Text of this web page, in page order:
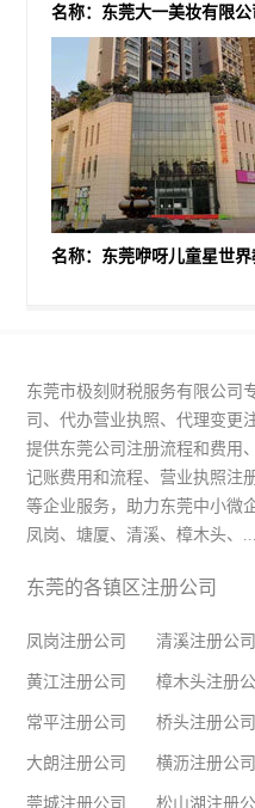
名称：东莞大一美妆有限公
名称：东莞咿呀儿童星世
东莞市极刻财税服务有限公司
司、代办营业执照、代理变更
提供东莞公司注册流程和费用
记账费用和流程、营业执照注
等企业服务，助力东莞中小微
凤岗、塘厦、清溪、樟木头、
东莞的各镇区注册公司
凤岗注册公司 清溪注册公司
黄江注册公司 樟木头注册公
常平注册公司 桥头注册公司
大朗注册公司 横沥注册公司
莞城注册公司 松山湖注册公